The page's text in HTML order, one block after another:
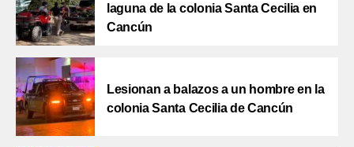
laguna de la colonia Santa Cecilia en
Cancún
Lesionan a balazos a un hombre en la
colonia Santa Cecilia de Cancún